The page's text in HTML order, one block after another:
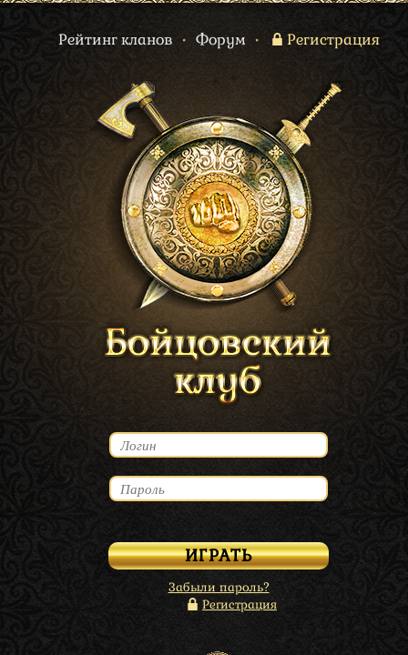
Рейтинг кланов • Форум • Регистрация
Забыли пароль?
Регистрация